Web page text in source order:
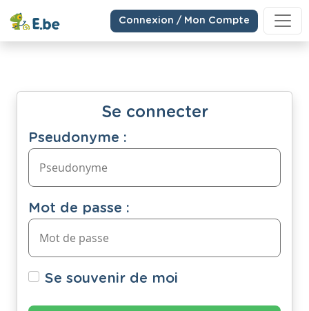
Connexion / Mon Compte
Se connecter
Pseudonyme :
Mot de passe :
Se souvenir de moi